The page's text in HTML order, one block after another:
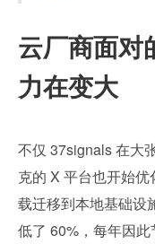
云厂商面对
力在变大
不仅 37signals 在大
克的 X 平台也开始
载迁移到本地基础设
低了 60%，每年因